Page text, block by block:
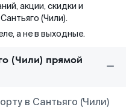
акции, скидки и
(Чили).
а не в выходные.
(Чили) прямой
в Сантьяго (Чили)